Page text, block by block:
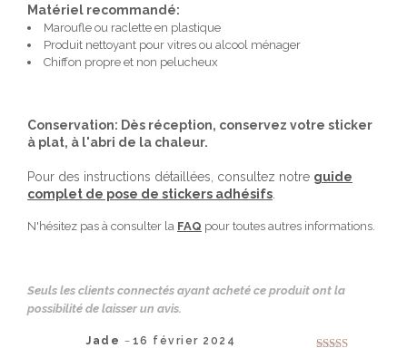
Matériel recommandé:
Maroufle ou raclette en plastique
Produit nettoyant pour vitres ou alcool ménager
Chiffon propre et non pelucheux
Conservation: Dès réception, conservez votre sticker
à plat, à l'abri de la chaleur.
Pour des instructions détaillées, consultez notre guide
complet de pose de stickers adhésifs
N'hésitez pas à consulter la FAQ pour toutes autres informations.
Seuls les clients connectés ayant acheté ce produit ont la
possibilité de laisser un avis.
Jade – 16 février 2024